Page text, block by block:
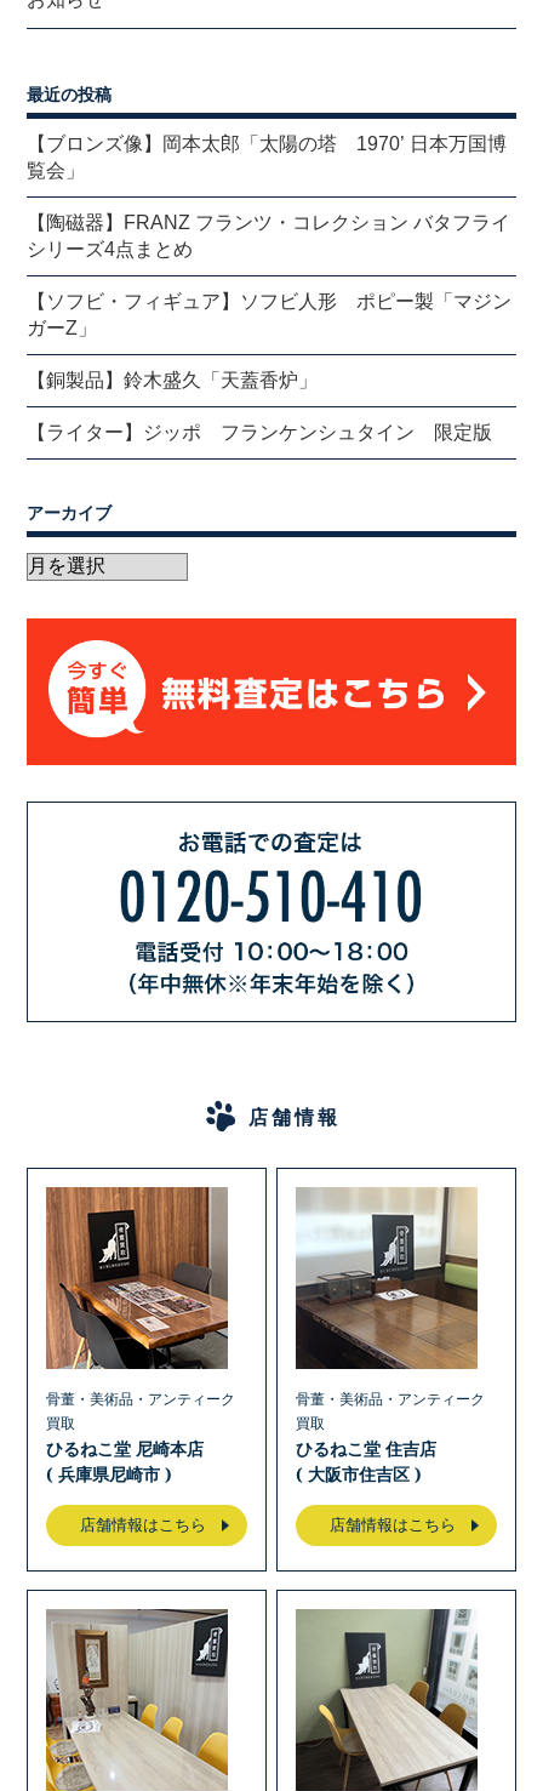
最近の投稿
【ブロンズ像】岡本太郎「太陽の塔 1970’ 日本万国博
覧会」
【陶磁器】FRANZ フランツ・コレクション バタフライ
シリーズ4点まとめ
【ソフビ・フィギュア】ソフビ人形 ポピー製「マジン
ガーZ」
【銅製品】鈴木盛久「天蓋香炉」
【ライター】ジッポ フランケンシュタイン 限定版
アーカイブ
店舗情報
骨董・美術品・アンティーク
買取
ひるねこ堂 尼崎本店
( 兵庫県尼崎市 )
店舗情報はこちら
骨董・美術品・アンティーク
買取
ひるねこ堂 住吉店
( 大阪市住吉区 )
店舗情報はこちら